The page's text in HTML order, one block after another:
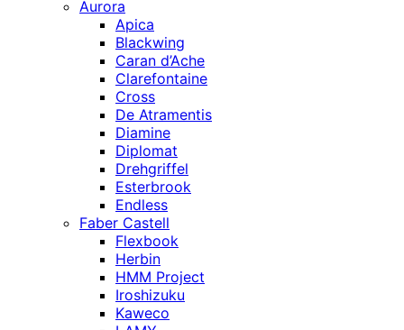
Aurora
Apica
Blackwing
Caran d’Ache
Clarefontaine
Cross
De Atramentis
Diamine
Diplomat
Drehgriffel
Esterbrook
Endless
Faber Castell
Flexbook
Herbin
HMM Project
Iroshizuku
Kaweco